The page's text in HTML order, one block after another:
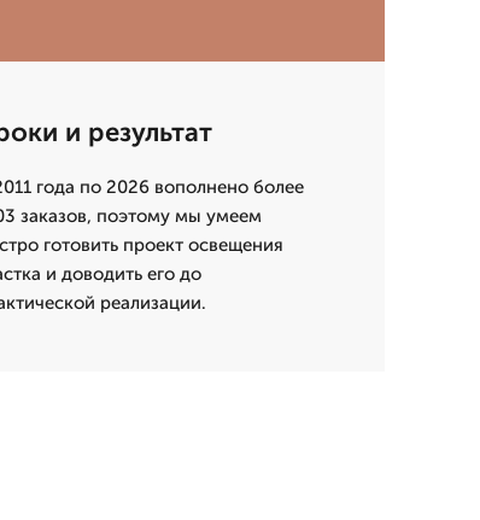
и результат
года по 2026 вополнено более
заказов, поэтому мы умеем
готовить проект освещения
и доводить его до
реализации.